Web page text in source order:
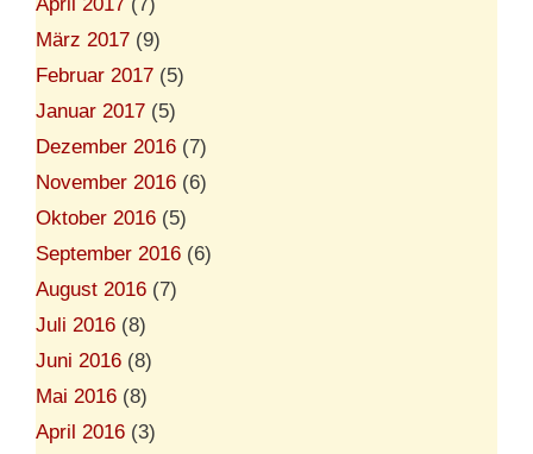
März 2017 (9)
Februar 2017 (5)
Januar 2017 (5)
Dezember 2016 (7)
November 2016 (6)
Oktober 2016 (5)
September 2016 (6)
August 2016 (7)
Juli 2016 (8)
Juni 2016 (8)
Mai 2016 (8)
April 2016 (3)